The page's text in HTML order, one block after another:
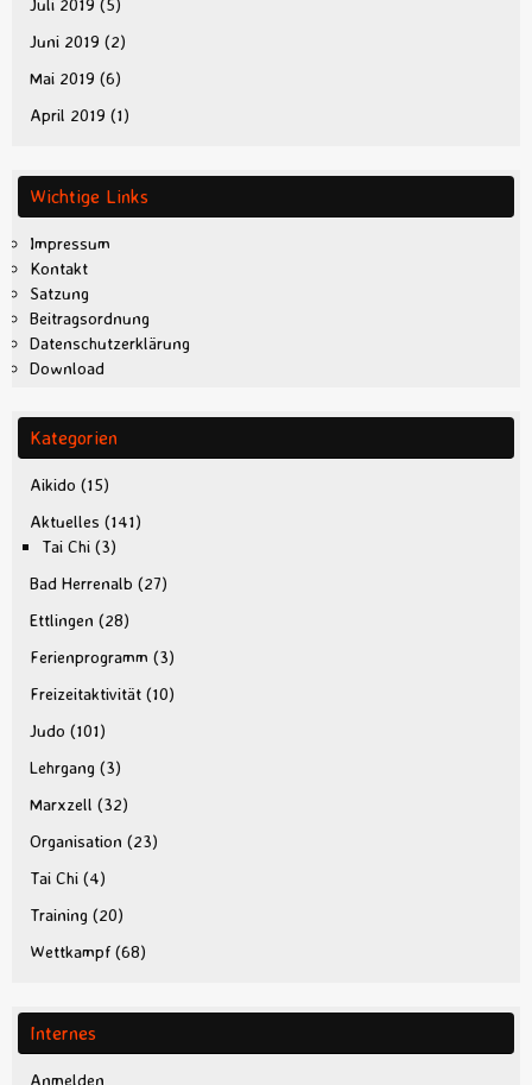
Juli 2019 (5)
Juni 2019 (2)
Mai 2019 (6)
April 2019 (1)
Wichtige Links
Impressum
Kontakt
Satzung
Beitragsordnung
Datenschutzerklärung
Download
Kategorien
Aikido (15)
Aktuelles (141)
Tai Chi (3)
Bad Herrenalb (27)
Ettlingen (28)
Ferienprogramm (3)
Freizeitaktivität (10)
Judo (101)
Lehrgang (3)
Marxzell (32)
Organisation (23)
Tai Chi (4)
Training (20)
Wettkampf (68)
Internes
Anmelden